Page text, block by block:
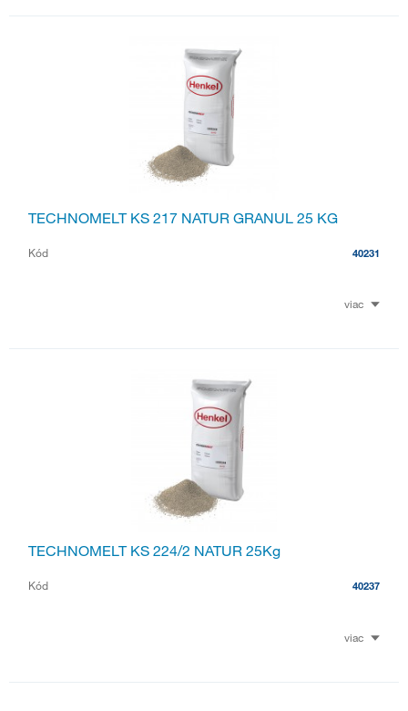
TECHNOMELT KS 217 NATUR GRANUL 25 KG
Kód 40231
viac
TECHNOMELT KS 224/2 NATUR 25Kg
Kód 40237
viac